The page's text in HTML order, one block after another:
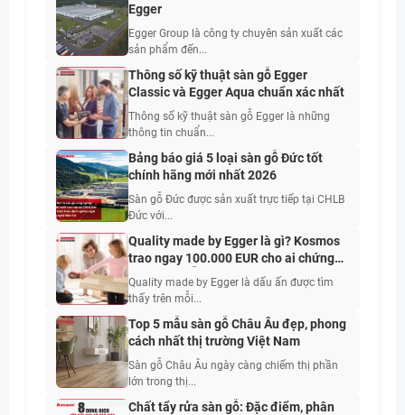
Egger
Egger Group là công ty chuyên sản xuất các
sản phẩm đến...
Thông số kỹ thuật sàn gỗ Egger
Classic và Egger Aqua chuẩn xác nhất
Thông số kỹ thuật sàn gỗ Egger là những
thông tin chuẩn...
Bảng báo giá 5 loại sàn gỗ Đức tốt
chính hãng mới nhất 2026
Sàn gỗ Đức được sản xuất trực tiếp tại CHLB
Đức với...
Quality made by Egger là gì? Kosmos
trao ngay 100.000 EUR cho ai chứng
minh sàn gỗ Egger không “made in
Germany”
Quality made by Egger là dấu ấn được tìm
thấy trên mỗi...
Top 5 mẫu sàn gỗ Châu Âu đẹp, phong
cách nhất thị trường Việt Nam
Sàn gỗ Châu Âu ngày càng chiếm thị phần
lớn trong thị...
Chất tẩy rửa sàn gỗ: Đặc điểm, phân